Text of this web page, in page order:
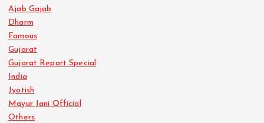
Ajab Gajab
Dharm
Famous
Gujarat
Gujarat Report Special
India
Jyotish
Mayur Jani Official
Others